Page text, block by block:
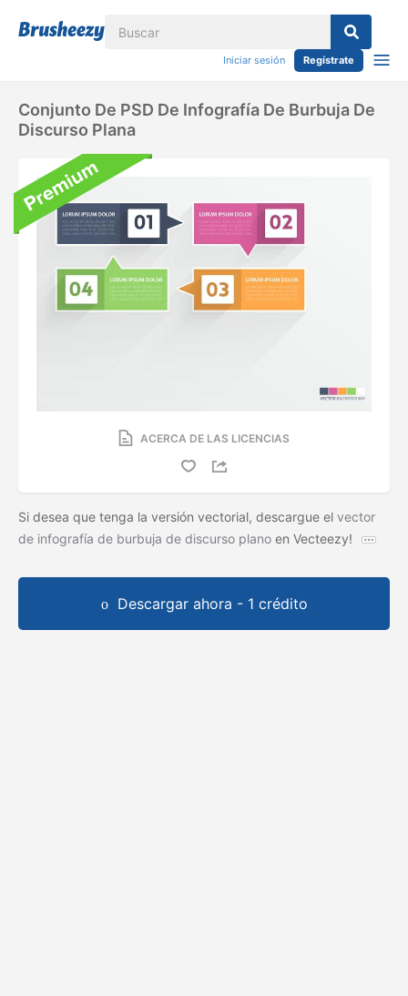
Iniciar sesión Regístrate
Conjunto De PSD De Infografía De Burbuja De
Discurso Plana
ACERCA DE LAS LICENCIAS
Si desea que tenga la versión vectorial, descargue el vector
de infografía de burbuja de discurso plano en Vecteezy!
Descargar ahora - 1 crédito